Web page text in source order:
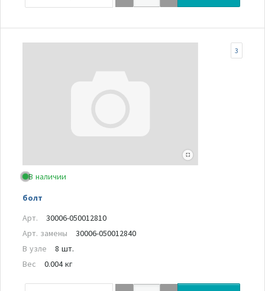
В наличии
болт
3
Арт.
30006-050012810
Арт. замены
30006-050012840
В узле
8 шт.
Вес
0.004 кг